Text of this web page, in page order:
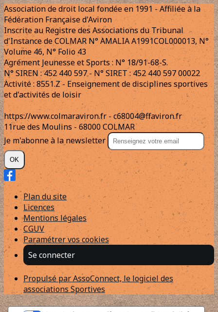
Association de droit local fondée en 1991 - Affiliée à la
Fédération Française d'Aviron
Inscrite au Registre des Associations du Tribunal
d'Instance de COLMAR N° AMALIA A1991COL000013, N°
Volume 46, N° Folio 43
Agrément Jeunesse et Sports : N° 18/91-68-S.
N° SIREN : 452 440 597 - N° SIRET : 452 440 597 00022
Activité : 8551.Z - Enseignement de disciplines sportives
et d'activités de loisir
https://www.colmaraviron.fr - c68004@ffaviron.fr
11rue des Moulins - 68000 COLMAR
Je m'abonne à la newsletter
OK
Plan du site
Licences
Mentions légales
CGUV
Paramétrer vos cookies
Se connecter
Propulsé par AssoConnect, le logiciel des
associations Sportives